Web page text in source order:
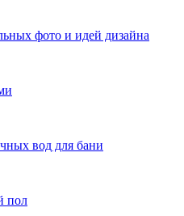
фото и идей дизайна
вод для бани
пол